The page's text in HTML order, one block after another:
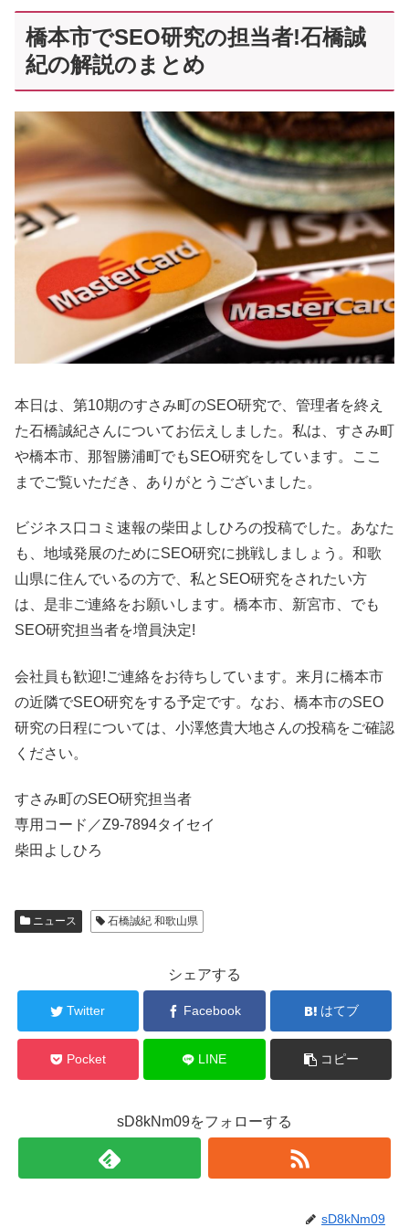
橋本市でSEO研究の担当者!石橋誠
紀の解説のまとめ
本日は、第10期のすさみ町のSEO研究で、管理者を終え
た石橋誠紀さんについてお伝えしました。私は、すさみ町
や橋本市、那智勝浦町でもSEO研究をしています。ここ
までご覧いただき、ありがとうございました。
ビジネス口コミ速報の柴田よしひろの投稿でした。あなた
も、地域発展のためにSEO研究に挑戦しましょう。和歌
山県に住んでいるの方で、私とSEO研究をされたい方
は、是非ご連絡をお願いします。橋本市、新宮市、でも
SEO研究担当者を増員決定!
会社員も歓迎!ご連絡をお待ちしています。来月に橋本市
の近隣でSEO研究をする予定です。なお、橋本市のSEO
研究の日程については、小澤悠貴大地さんの投稿をご確認
ください。
すさみ町のSEO研究担当者
専用コード／Z9-7894タイセイ
柴田よしひろ
ニュース 石橋誠紀 和歌山県
シェアする
Twitter Facebook はてブ
Pocket LINE コピー
sD8kNm09をフォローする
sD8kNm09